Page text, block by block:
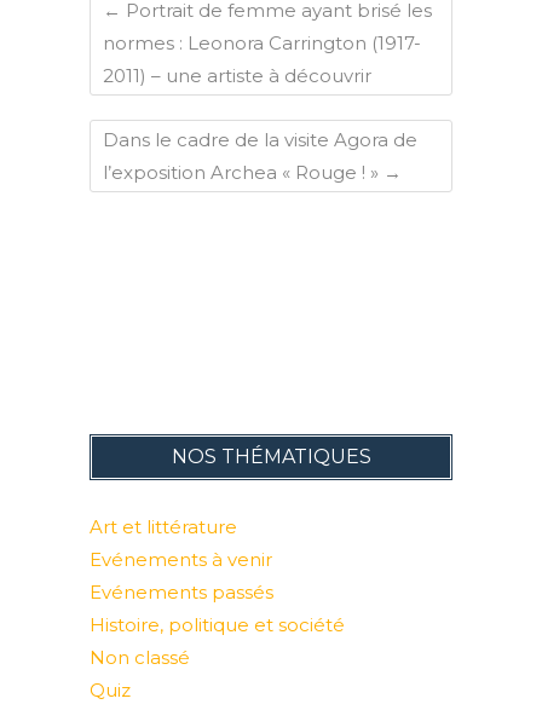
← Portrait de femme ayant brisé les
normes : Leonora Carrington (1917-
2011) – une artiste à découvrir
Dans le cadre de la visite Agora de
l’exposition Archea « Rouge ! » →
NOS THÉMATIQUES
Art et littérature
Evénements à venir
Evénements passés
Histoire, politique et société
Non classé
Quiz